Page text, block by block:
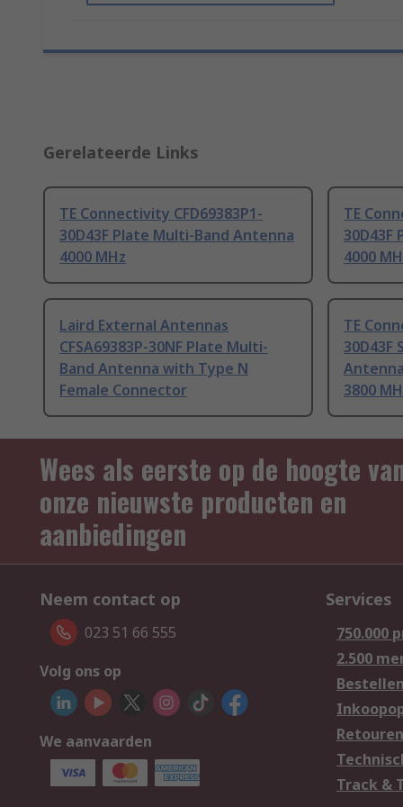
Gerelateerde Links
TE Connectivity CFD69383P1-
30D43F Plate Multi-Band Antenna
4000 MHz
TE
30D43F
4000
Laird External Antennas
CFSA69383P-30NF Plate Multi-
Band Antenna with Type N
Female Connector
TE
30D43F
3800
Wees als eerste op de hoogte
onze nieuwste producten en
aanbiedingen
Neem contact op
023 51 66 555
Volg ons op
We aanvaarden
Services
750.000
2.500
Bestellen
Retouren
Track &